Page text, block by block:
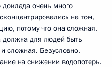
очень много
на том,
потому что она сложная,
должна для людей быть
и сложная. Безусловно,
на снижении водопотерь.